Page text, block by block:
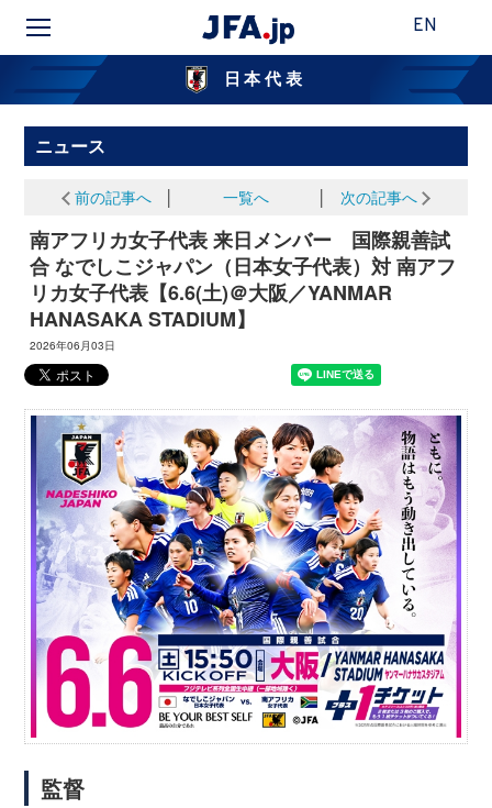
EN
日本代表
ニュース
前の記事へ 一覧へ 次の記事へ
南アフリカ女子代表 来日メンバー 国際親善試
合 なでしこジャパン（日本女子代表）対 南アフ
リカ女子代表【6.6(土)＠大阪／YANMAR
HANASAKA STADIUM】
2026年06月03日
監督